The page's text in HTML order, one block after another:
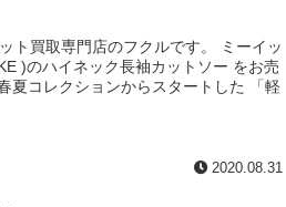
ト買取専門店のフクルです。 ミーイッ
)のハイネック長袖カットソー をお売
夏コレクションからスタートした 「軽
2020.08.31